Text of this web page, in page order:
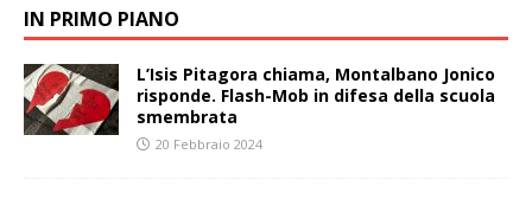
IN PRIMO PIANO
L’Isis Pitagora chiama, Montalbano Jonico
risponde. Flash-Mob in difesa della scuola
smembrata
20 Febbraio 2024